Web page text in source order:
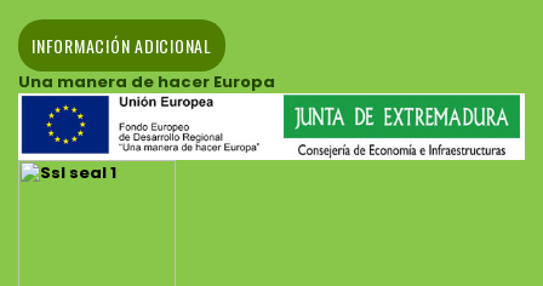
INFORMACIÓN ADICIONAL
Una manera de hacer Europa